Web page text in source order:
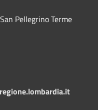
Pellegrino Terme